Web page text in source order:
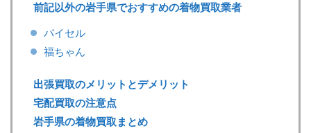
前記以外の岩手県でおすすめの着物買取業者
バイセル
福ちゃん
出張買取のメリットとデメリット
宅配買取の注意点
岩手県の着物買取まとめ